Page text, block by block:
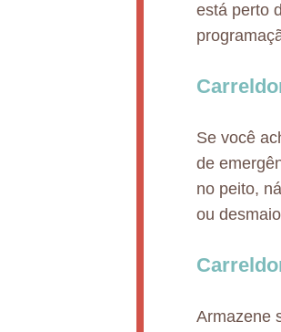
está perto
Se você
de
no peito,
ou
Armazene